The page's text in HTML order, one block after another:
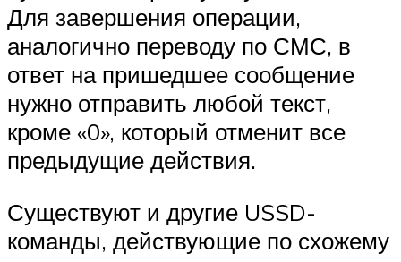
Для завершения операции,
аналогично переводу по СМС, в
ответ на пришедшее сообщение
нужно отправить любой текст,
кроме «0», который отменит все
предыдущие действия.
Существуют и другие USSD-
команды, действующие по схожему